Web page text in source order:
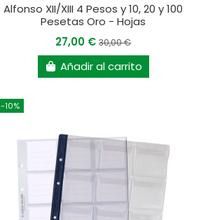
Alfonso XII/XIII 4 Pesos y 10, 20 y 100
Pesetas Oro - Hojas
27,00 €30,00 €
Añadir al carrito
-10%